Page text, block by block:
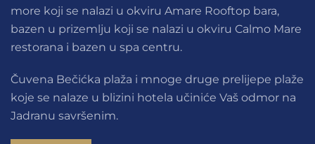
more koji se nalazi u okviru Amare Rooftop bara,
bazen u prizemlju koji se nalazi u okviru Calmo Mare
restorana i bazen u spa centru.
Čuvena Bečićka plaža i mnoge druge prelijepe plaže
koje se nalaze u blizini hotela učiniće Vaš odmor na
Jadranu savršenim.